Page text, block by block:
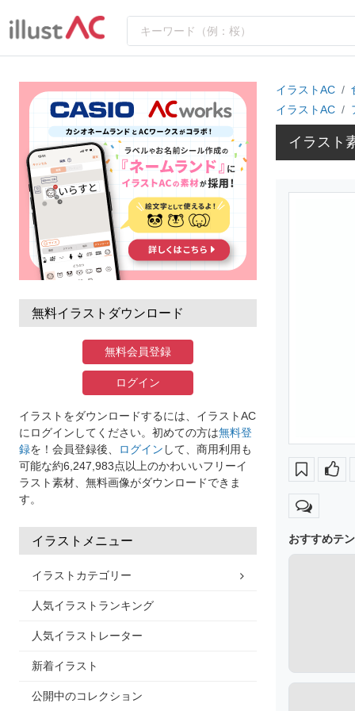
無料イラストダウンロード
無料会員登録
ログイン
イラストをダウンロードするには、イラストAC
にログインしてください。初めての方は無料登
録を！会員登録後、 ログイン して、商用利用も
可能な約6,247,983点以上のかわいいフリーイ
ラスト素材、無料画像がダウンロードできま
す。
イラストメニュー
イラストカテゴリー
人気イラストランキング
人気イラストレーター
新着イラスト
公開中のコレクション
イラストAC
イラストAC
イラスト
おすすめテ